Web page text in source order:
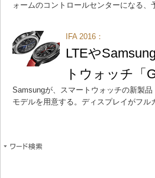
ォームのコントロールセンターになる、
IFA 2016：
LTEや
トウォッチ「
Samsungが、スマートウォッチの新製
モデルを用意する。ディスプレイがフ